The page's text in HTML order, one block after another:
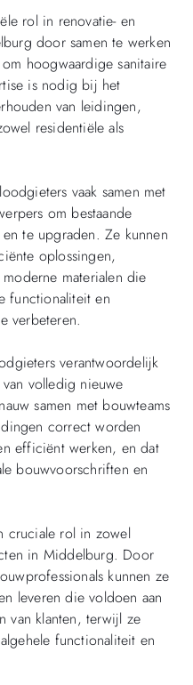
rol in renovatie- en
door samen te werken
hoogwaardige sanitaire
is nodig bij het
van leidingen,
residentiële als
vaak samen met
om bestaande
te upgraden. Ze kunnen
oplossingen,
materialen die
functionaliteit en
verbeteren.
verantwoordelijk
volledig nieuwe
samen met bouwteams
correct worden
efficiënt werken, en dat
bouwvoorschriften en
cruciale rol in zowel
in Middelburg. Door
kunnen ze
leveren die voldoen aan
van klanten, terwijl ze
functionaliteit en